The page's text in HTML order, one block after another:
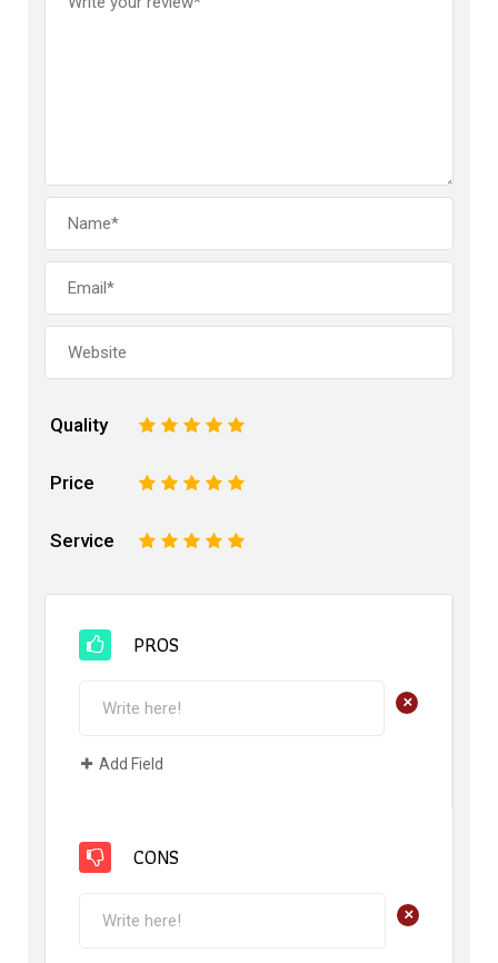
Quality 5
4
3
2
Price 5
4
3
2
Service 5
4
3
2
PROS
+
Add Field
CONS
+